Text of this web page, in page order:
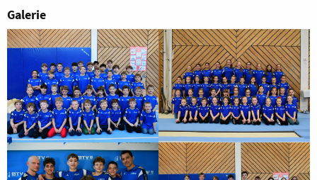
Galerie